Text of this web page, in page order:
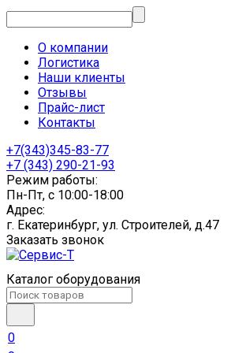
О компании
Логистика
Наши клиенты
Отзывы
Прайс-лист
Контакты
+7(343)345-83-77
+7 (343) 290-21-93
Режим работы:
Пн-Пт, с 10:00-18:00
Адрес:
г. Екатеринбург, ул. Строителей, д.47
Заказать звонок
Каталог оборудования
0